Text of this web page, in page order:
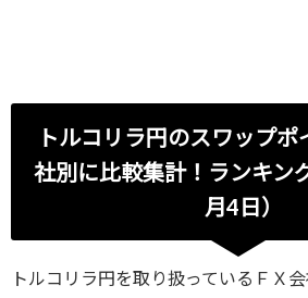
トルコリラ円のスワップ
社別に比較集計！ランキン
月4日）
トルコリラ円を取り扱っているＦＸ